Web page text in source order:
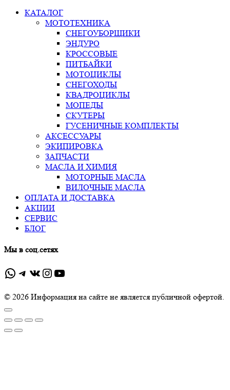
КАТАЛОГ
МОТОТЕХНИКА
СНЕГОУБОРЩИКИ
ЭНДУРО
КРОССОВЫЕ
ПИТБАЙКИ
МОТОЦИКЛЫ
СНЕГОХОДЫ
КВАДРОЦИКЛЫ
МОПЕДЫ
СКУТЕРЫ
ГУСЕНИЧНЫЕ КОМПЛЕКТЫ
АКСЕССУАРЫ
ЭКИПИРОВКА
ЗАПЧАСТИ
МАСЛА И ХИМИЯ
МОТОРНЫЕ МАСЛА
ВИЛОЧНЫЕ МАСЛА
ОПЛАТА И ДОСТАВКА
АКЦИИ
СЕРВИС
БЛОГ
Мы в соц.сетях
WhatsApp
Telegram
ВКонтакте
Instagram
YouTube
© 2026 Информация на сайте не является публичной офертой.